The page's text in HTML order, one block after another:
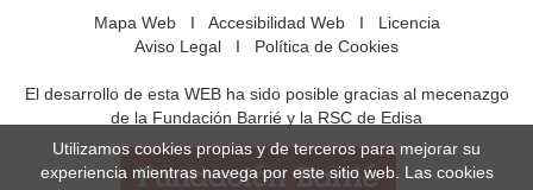
Mapa WebI Accesibilidad WebI Licencia
Aviso Legal I Política de Cookies
El desarrollo de esta WEB ha sido posible gracias al mecenazgo
de la Fundación Barrié y la RSC de Edisa
Utilizamos cookies propias y de terceros para mejorar su
experiencia mientras navega por este sitio web. Las cookies